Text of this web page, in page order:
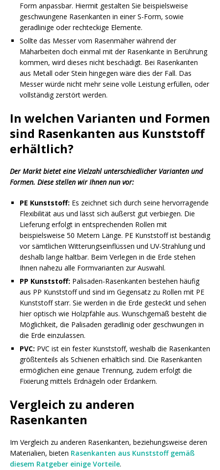
Form anpassbar. Hiermit gestalten Sie beispielsweise
geschwungene Rasenkanten in einer S-Form, sowie
geradlinige oder rechteckige Elemente.
Sollte das Messer vom Rasenmäher während der
Mäharbeiten doch einmal mit der Rasenkante in Berührung
kommen, wird dieses nicht beschädigt. Bei Rasenkanten
aus Metall oder Stein hingegen wäre dies der Fall. Das
Messer würde nicht mehr seine volle Leistung erfüllen, oder
vollständig zerstört werden.
In welchen Varianten und Formen
sind Rasenkanten aus Kunststoff
erhältlich?
Der Markt bietet eine Vielzahl unterschiedlicher Varianten und
Formen. Diese stellen wir Ihnen nun vor:
PE Kunststoff: Es zeichnet sich durch seine hervorragende
Flexibilität aus und lässt sich äußerst gut verbiegen. Die
Lieferung erfolgt in entsprechenden Rollen mit
beispielsweise 50 Metern Länge. PE Kunststoff ist beständig
vor sämtlichen Witterungseinflüssen und UV-Strahlung und
deshalb lange haltbar. Beim Verlegen in die Erde stehen
Ihnen nahezu alle Formvarianten zur Auswahl.
PP Kunststoff: Palisaden-Rasenkanten bestehen häufig
aus PP Kunststoff und sind im Gegensatz zu Rollen mit PE
Kunststoff starr. Sie werden in die Erde gesteckt und sehen
hier optisch wie Holzpfähle aus. Wunschgemäß besteht die
Möglichkeit, die Palisaden geradlinig oder geschwungen in
die Erde einzulassen.
PVC: PVC ist ein fester Kunststoff, weshalb die Rasenkanten
größtenteils als Schienen erhältlich sind. Die Rasenkanten
ermöglichen eine genaue Trennung, zudem erfolgt die
Fixierung mittels Erdnägeln oder Erdankern.
Vergleich zu anderen
Rasenkanten
Im Vergleich zu anderen Rasenkanten, beziehungsweise deren
Materialien, bieten Rasenkanten aus Kunststoff gemäß
diesem Ratgeber einige Vorteile.